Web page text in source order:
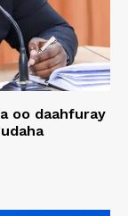
oo daahfuray